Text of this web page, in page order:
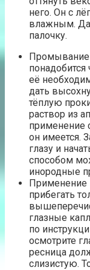
него. Он с
влажным.
палочку.
Промывание
её
дать
тёплую
раствор из
применение
он имеется.
глазу и
способом
инородные
Применение
прибегать
глазные
по
осмотрите
ресница
слизистую.